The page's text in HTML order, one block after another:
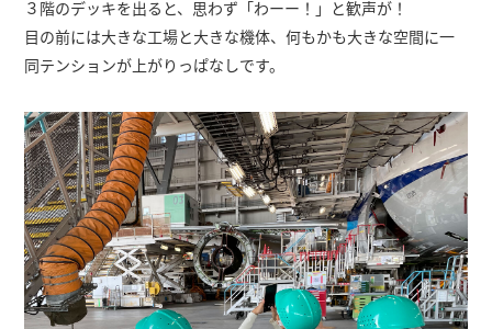
３階のデッキを出ると、思わず「わーー！」と歓声が！
目の前には大きな工場と大きな機体、何もかも大きな空間に一
同テンションが上がりっぱなしです。